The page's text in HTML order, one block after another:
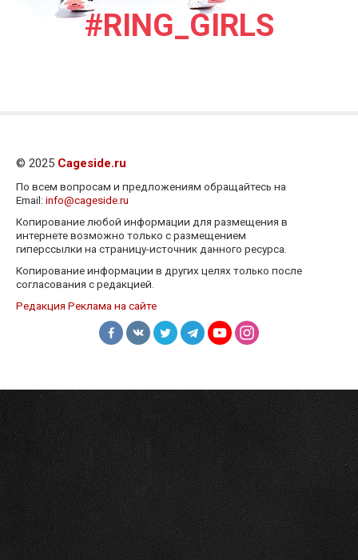
#RING_GIRLS
© 2025 Cageside.ru
По всем вопросам и предложениям обращайтесь на
Email: info@cageside.ru
Копирование любой информации для размещения в
интернете возможно только с размещением
гиперссылки на страницу-источник данного ресурса.
Копирование информации в других целях только после
согласования с редакцией.
Редакция Реклама на сайте